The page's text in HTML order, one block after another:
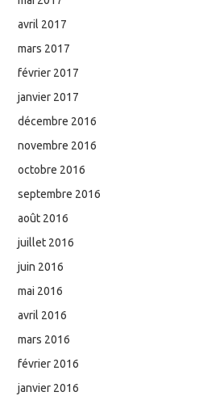
avril 2017
mars 2017
février 2017
janvier 2017
décembre 2016
novembre 2016
octobre 2016
septembre 2016
août 2016
juillet 2016
juin 2016
mai 2016
avril 2016
mars 2016
février 2016
janvier 2016